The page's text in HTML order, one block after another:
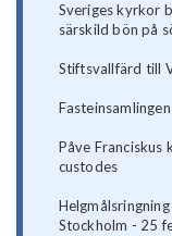
Sveriges kyrkor
särskild bön på
Stiftsvallfärd till
Påve
custodes
Stockholm - 25